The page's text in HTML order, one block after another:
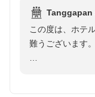
先を選択する重要
・夕朝食共に料理
ートナーは夕食の
・過剰なサービス
この度は、ホテ
難うございます。